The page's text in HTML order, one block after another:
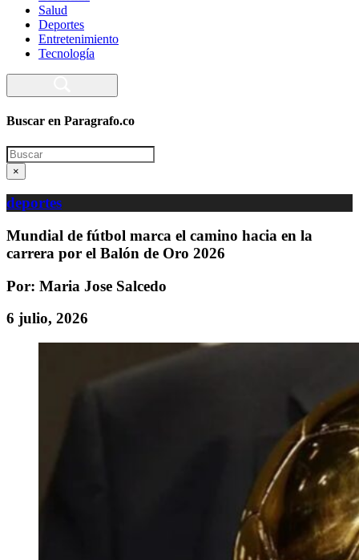
Salud
Deportes
Entretenimiento
Tecnología
Buscar en Paragrafo.co
Search
×
deportes
Mundial de fútbol marca el camino hacia en la
carrera por el Balón de Oro 2026
Por: Maria Jose Salcedo
6 julio, 2026